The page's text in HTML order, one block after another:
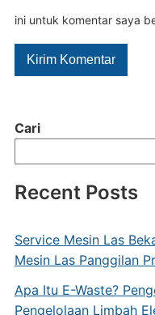
Cari
Recent Posts
Service Mesin Las
Mesin Las Panggilan
Apa Itu E-Waste?
Pengelolaan Limbah
ini untuk komentar saya